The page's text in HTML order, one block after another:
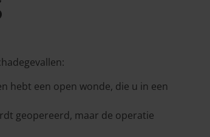
hebt een open wonde, die u in een
geopereerd, maar de operatie